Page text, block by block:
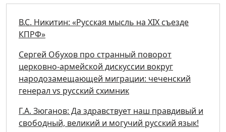
В.С. Никитин: «Русская мысль на XIX съезде
КПРФ»
Сергей Обухов про странный поворот
церковно-армейской дискуссии вокруг
народозамещающей миграции: чеченский
генерал vs русский схимник
Г.А. Зюганов: Да здравствует наш правдивый и
свободный, великий и могучий русский язык!